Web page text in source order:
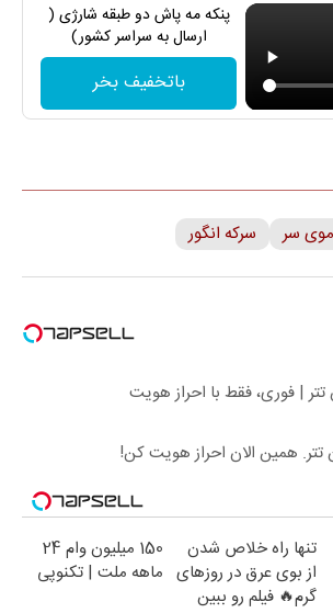
پنکه مه پاش دو طبقه شارژی (
ارسال به سراسر کشور)
باتخفیف بخر
موی سر سرکه انگور
تنها راه خلاص شدن
از بوی عرق در روزهای
گرم🔥 فیلم رو ببین
150 میلیون وام 24
ماهه ملت | تکنوپی